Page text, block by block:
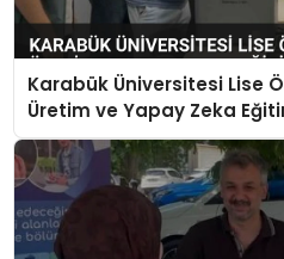
Karabük Üniversitesi Lise
Üretim ve Yapay Zeka